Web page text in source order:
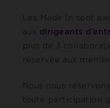
Les Made In sont
aux dirigeants
plus de 3
réservée aux
Nous nous
toute participation